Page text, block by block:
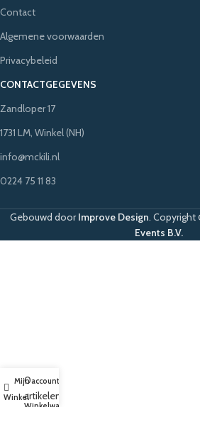
Contact
Algemene voorwaarden
Privacybeleid
CONTACTGEGEVENS
Zandloper 17
1731 LM, Winkel (NH)
info@mckili.nl
0224 75 11 83
Gebouwd doorImprove Design. Copyright
Events B.V.
Winkel
Mijn account
0
artikelen
Winkelwagen